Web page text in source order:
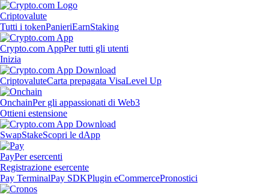
Criptovalute
Tutti i tokenPanieriEarnStaking
Crypto.com AppPer tutti gli utenti
Inizia
CriptovaluteCarta prepagata VisaLevel Up
OnchainPer gli appassionati di Web3
Ottieni estensione
SwapStakeScopri le dApp
PayPer esercenti
Registrazione esercente
Pay TerminalPay SDKPlugin eCommercePronostici